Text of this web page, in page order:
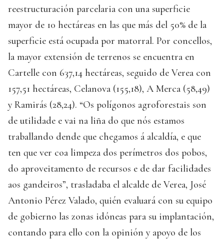
reestructuración parcelaria con una superficie
mayor de 10 hectáreas en las que más del 50% de la
superficie está ocupada por matorral. Por concellos,
la mayor extensión de terrenos se encuentra en
Cartelle con 637,14 hectáreas, seguido de Verea con
157,51 hectáreas, Celanova (155,18), A Merca (58,49)
y Ramirás (28,24). “Os polígonos agroforestais son
de utilidade e vai na liña do que nós estamos
traballando dende que chegamos á alcaldía, e que
ten que ver coa limpeza dos perímetros dos pobos,
do aproveitamento de recursos e de dar facilidades
aos gandeiros”, trasladaba el alcalde de Verea, José
Antonio Pérez Valado, quién evaluará con su equipo
de gobierno las zonas idóneas para su implantación,
contando para ello con la opinión y apoyo de los